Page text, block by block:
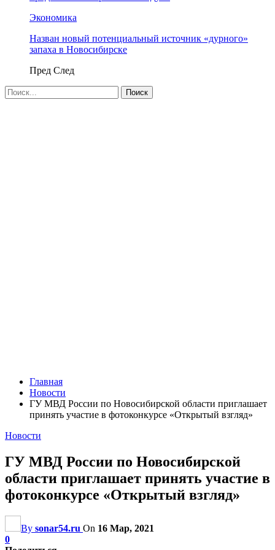
Экономика
Назван новый потенциальный источник «дурного»
запаха в Новосибирске
Пред След
Главная
Новости
ГУ МВД России по Новосибирской области приглашает
принять участие в фотоконкурсе «Открытый взгляд»
Новости
ГУ МВД России по Новосибирской
области приглашает принять участие в
фотоконкурсе «Открытый взгляд»
By sonar54.ru On 16 Мар, 2021
0